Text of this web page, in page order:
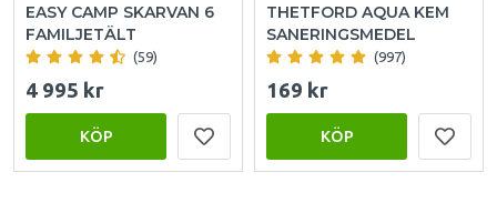
EASY CAMP SKARVAN 6
FAMILJETÄLT
(59)
4 995 kr
KÖP
THETFORD AQUA KEM
SANERINGSMEDEL
(997)
169 kr
KÖP